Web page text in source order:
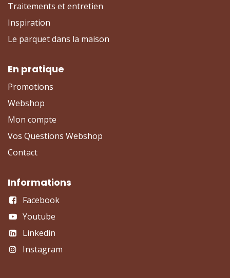
Traitements et entretien
Inspiration
Le parquet dans la maison
En pratique
Promotions
Webshop
Mon compte
Vos Questions Webshop
Contact
Informations
Facebook
Youtube
Linkedin
Instagram